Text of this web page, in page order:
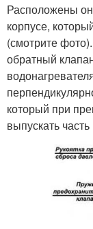
Расположены
корпусе,
(смотрите
обратный
который при
выпускать